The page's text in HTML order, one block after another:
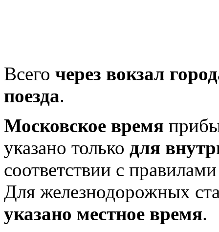
Всего через вокзал
поезда.
Московское время
указано только для
соответствии с
Для железнодорожных
указано местное время.